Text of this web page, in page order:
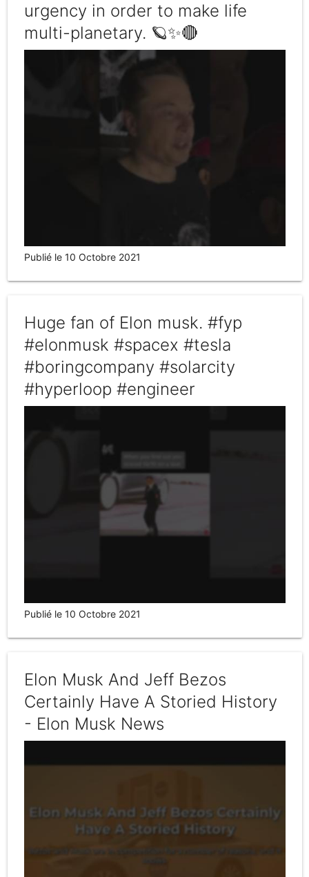
urgency in order to make life
multi-planetary. 🪐✨🔴
Publié le 10 Octobre 2021
Huge fan of Elon musk. #fyp
#elonmusk #spacex #tesla
#boringcompany #solarcity
#hyperloop #engineer
Publié le 10 Octobre 2021
Elon Musk And Jeff Bezos
Certainly Have A Storied History
- Elon Musk News